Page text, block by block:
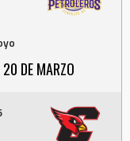
DE MARZO